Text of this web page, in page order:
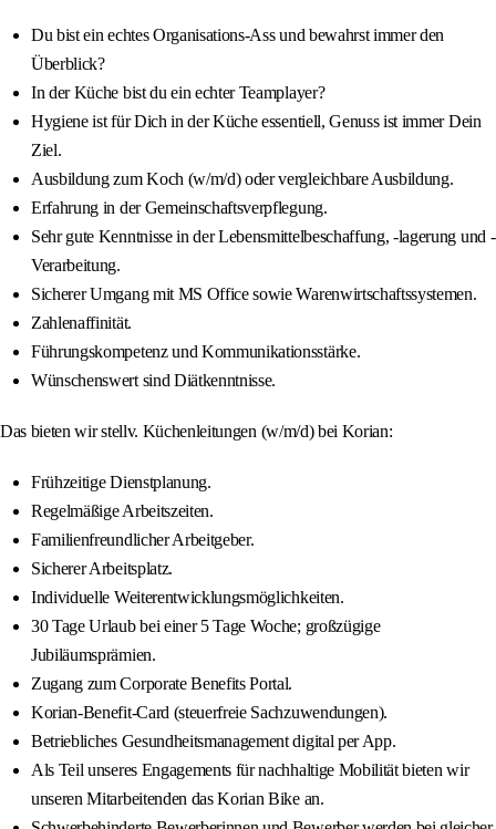
Du bist ein echtes Organisations-Ass und bewahrst immer den
Überblick?
In der Küche bist du ein echter Teamplayer?
Hygiene ist für Dich in der Küche essentiell, Genuss ist immer Dein
Ziel.
Ausbildung zum Koch (w/m/d) oder vergleichbare Ausbildung.
Erfahrung in der Gemeinschaftsverpflegung.
Sehr gute Kenntnisse in der Lebensmittelbeschaffung, -lagerung und -
Verarbeitung.
Sicherer Umgang mit MS Office sowie Warenwirtschaftssystemen.
Zahlenaffinität.
Führungskompetenz und Kommunikationsstärke.
Wünschenswert sind Diätkenntnisse.
Das bieten wir stellv. Küchenleitungen (w/m/d) bei Korian:
Frühzeitige Dienstplanung.
Regelmäßige Arbeitszeiten.
Familienfreundlicher Arbeitgeber.
Sicherer Arbeitsplatz.
Individuelle Weiterentwicklungsmöglichkeiten.
30 Tage Urlaub bei einer 5 Tage Woche; großzügige
Jubiläumsprämien.
Zugang zum Corporate Benefits Portal.
Korian-Benefit-Card (steuerfreie Sachzuwendungen).
Betriebliches Gesundheitsmanagement digital per App.
Als Teil unseres Engagements für nachhaltige Mobilität bieten wir
unseren Mitarbeitenden das Korian Bike an.